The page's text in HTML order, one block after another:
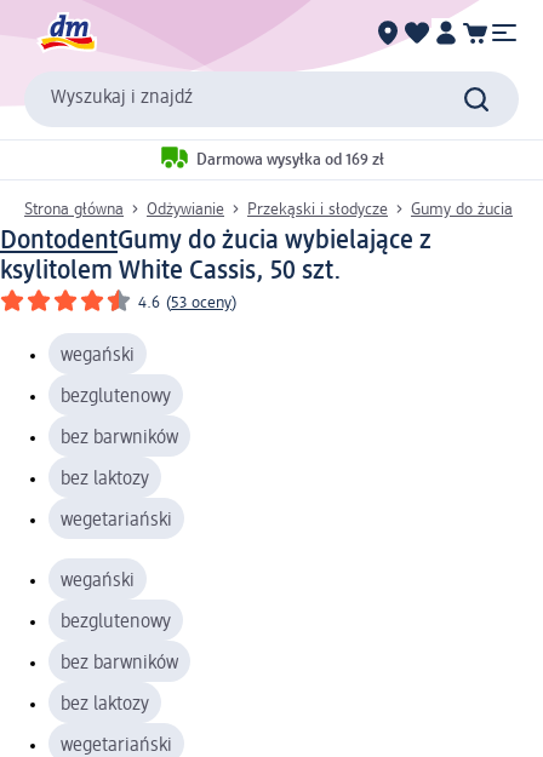
Wyszukaj i znajdź
Darmowa wysyłka od 169 zł
Strona główna Odżywianie Przekąski i słodycze Gumy do żucia
DontodentGumy do żucia wybielające z
ksylitolem White Cassis, 50 szt.
4.6 (53 oceny)
wegański
bezglutenowy
bez barwników
bez laktozy
wegetariański
wegański
bezglutenowy
bez barwników
bez laktozy
wegetariański